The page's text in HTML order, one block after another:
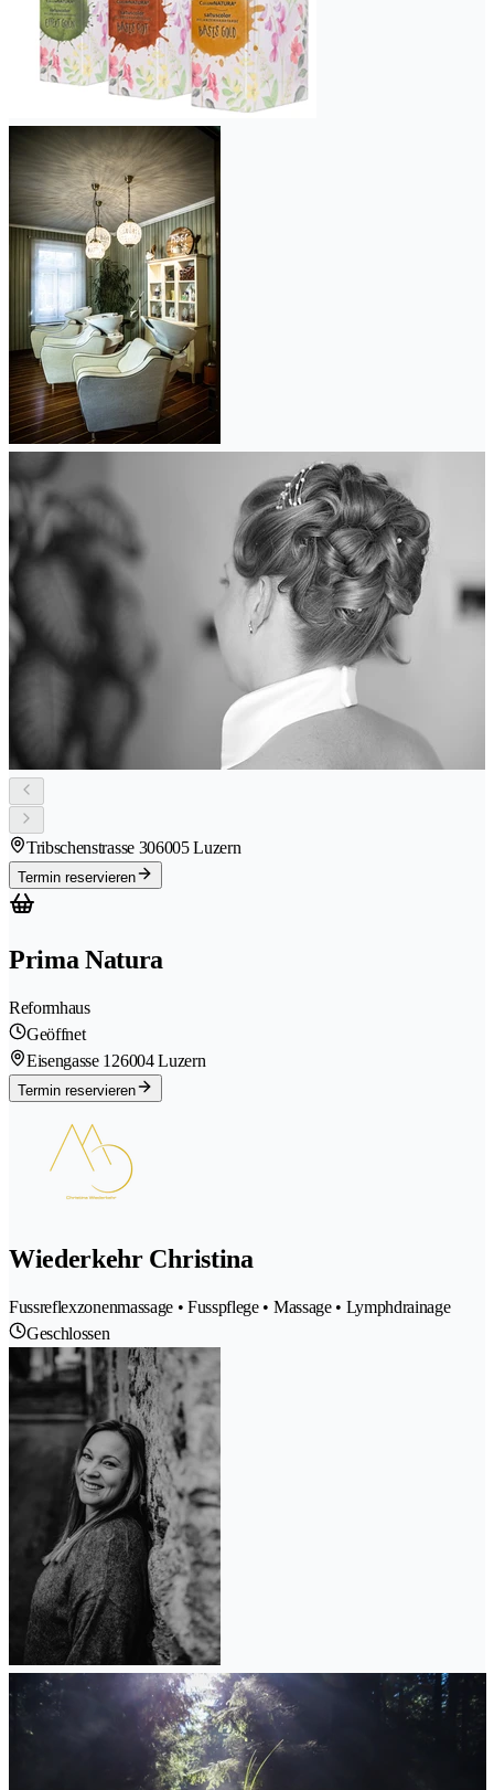
Tribschenstrasse 306005 Luzern
Termin reservieren
Prima Natura
Reformhaus
Geöffnet
Eisengasse 126004 Luzern
Termin reservieren
Wiederkehr Christina
Fussreflexzonenmassage • Fusspflege • Massage • Lymphdrainage
Geschlossen